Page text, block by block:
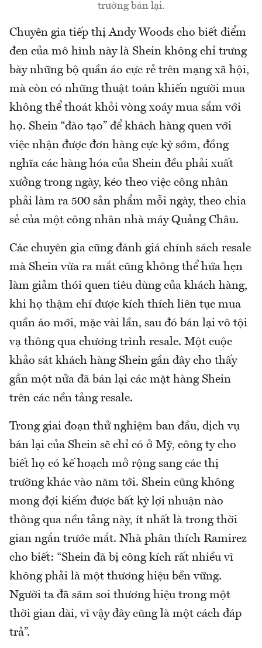
trường bán lại.
Chuyên gia tiếp thị Andy Woods cho biết điểm
đen của mô hình này là Shein không chỉ trưng
bày những bộ quần áo cực rẻ trên mạng xã hội,
mà còn có những thuật toán khiến người mua
không thể thoát khỏi vòng xoáy mua sắm với
họ. Shein “đào tạo” để khách hàng quen với
việc nhận được đơn hàng cực kỳ sớm, đồng
nghĩa các hàng hóa của Shein đều phải xuất
xưởng trong ngày, kéo theo việc công nhân
phải làm ra 500 sản phẩm mỗi ngày, theo chia
sẻ của một công nhân nhà máy Quảng Châu.
Các chuyên gia cũng đánh giá chính sách resale
mà Shein vừa ra mắt cũng không thể hứa hẹn
làm giảm thói quen tiêu dùng của khách hàng,
khi họ thậm chí được kích thích liên tục mua
quần áo mới, mặc vài lần, sau đó bán lại vô tội
vạ thông qua chương trình resale. Một cuộc
khảo sát khách hàng Shein gần đây cho thấy
gần một nửa đã bán lại các mặt hàng Shein
trên các nền tảng resale.
Trong giai đoạn thử nghiệm ban đầu, dịch vụ
bán lại của Shein sẽ chỉ có ở Mỹ, công ty cho
biết họ có kế hoạch mở rộng sang các thị
trường khác vào năm tới. Shein cũng không
mong đợi kiếm được bất kỳ lợi nhuận nào
thông qua nền tảng này, ít nhất là trong thời
gian ngắn trước mắt. Nhà phân thích Ramirez
cho biết: “Shein đã bị công kích rất nhiều vì
không phải là một thương hiệu bền vững.
Người ta đã săm soi thương hiệu trong một
thời gian dài, vì vậy đây cũng là một cách đáp
trả”.